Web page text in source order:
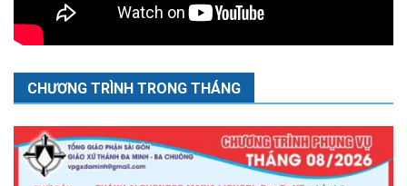
CHƯƠNG TRÌNH TRONG THÁNG